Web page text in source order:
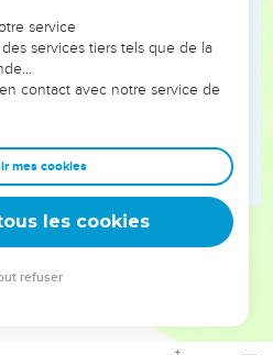
devant moi. »
le, annoncez-le, faites-le
! Dites : « L'Eternel a racheté
déserts où il les conduira : il
service
services tiers tels que de la
contact avec notre service de
mes cookies
les cookies
refuser